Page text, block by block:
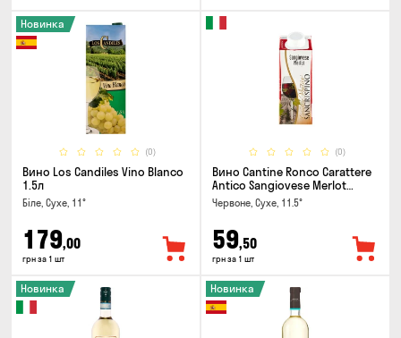
(0)
Новинка
Вино Los Candiles Vino Blanco
1.5л
Біле, Сухе, 11°
179,00
грн за 1 шт
(0)
Вино Cantine Ronco Carattere
Antico Sangiovese Merlot
Rubicone IGT 0.25л
Червоне, Сухе, 11.5°
59,50
грн за 1 шт
Новинка Новинка